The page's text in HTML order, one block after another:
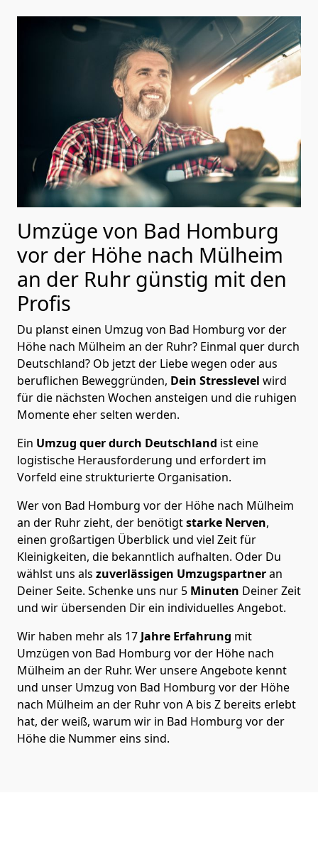
Umzüge von Bad Homburg
vor der Höhe nach Mülheim
an der Ruhr günstig mit den
Profis
Du planst einen Umzug von Bad Homburg vor der
Höhe nach Mülheim an der Ruhr? Einmal quer durch
Deutschland? Ob jetzt der Liebe wegen oder aus
beruflichen Beweggründen, Dein Stresslevel wird
für die nächsten Wochen ansteigen und die ruhigen
Momente eher selten werden.
Ein Umzug quer durch Deutschland ist eine
logistische Herausforderung und erfordert im
Vorfeld eine strukturierte Organisation.
Wer von Bad Homburg vor der Höhe nach Mülheim
an der Ruhr zieht, der benötigtstarke Nerven,
einen großartigen Überblick und viel Zeit für
Kleinigkeiten, die bekanntlich aufhalten. Oder Du
wählst uns als zuverlässigen Umzugspartneran
Deiner Seite. Schenke uns nur 5 Minuten Deiner Zeit
und wir übersenden Dir ein individuelles Angebot.
Wir haben mehr als 17 Jahre Erfahrung mit
Umzügen von Bad Homburg vor der Höhe nach
Mülheim an der Ruhr. Wer unsere Angebote kennt
und unser Umzug von Bad Homburg vor der Höhe
nach Mülheim an der Ruhr von A bis Z bereits erlebt
hat, der weiß, warum wir in Bad Homburg vor der
Höhe die Nummer eins sind.